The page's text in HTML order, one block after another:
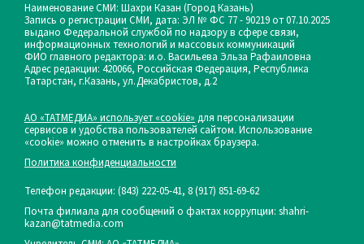
Наименование СМИ: Шахри Казан (Город Казань)
Запись о регистрации СМИ, дата: ЭЛ № ФС 77 - 90219 от 07.10.2025
выдано Федеральной службой по надзору в сфере связи,
информационных технологий и массовых коммуникаций
ФИО главного редактора: и.о. Васильева Эльза Рафаиловна
Адрес редакции: 420066, Российская Федерация, Республика
Татарстан, г.Казань, ул.Декабристов, д.2
АО «ТАТМЕДИА» использует «cookie» для персонализации
сервисов и удобства пользователей сайтом. Использование
«cookie» можно отменить в настройках браузера.
Политика конфиденциальности
Телефон редакции: (843) 222-05-41, 8 (917) 851-69-62
Почта филиала для сообщений о фактах коррупции: shahri-
kazan@tatmedia.com